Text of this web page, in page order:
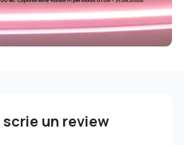
un review